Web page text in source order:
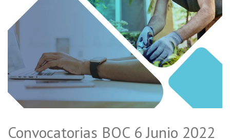
Convocatorias BOC 6 Junio 2022